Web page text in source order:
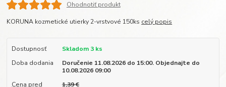
Ohodnotiť produkt
KORUNA kozmetické utierky 2-vrstvové 150ks celý popis
Dostupnosť
Skladom 3 ks
Doba dodania
Doručenie 11.08.2026 do 15:00. Objednajte do
10.08.2026 09:00
Cena pred
1,39 €